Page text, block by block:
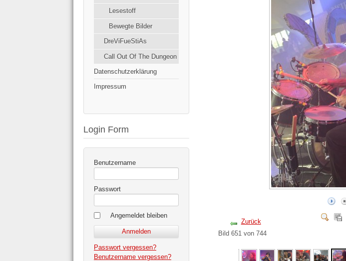
Lesestoff
Bewegte Bilder
DreViFueStiAs
Call Out Of The Dungeon
Datenschutzerklärung
Impressum
Login Form
Benutzername
Passwort
Angemeldet bleiben
Passwort vergessen?
Benutzername vergessen?
Zurück
Bild 651 von 744